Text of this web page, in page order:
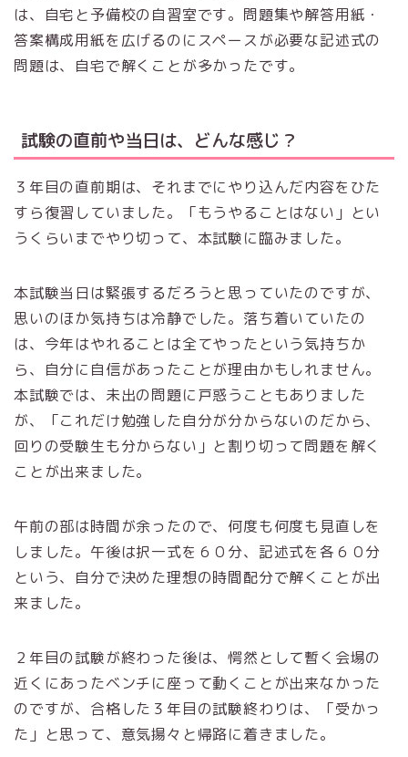
は、自宅と予備校の自習室です。問題集や解答用紙・
答案構成用紙を広げるのにスペースが必要な記述式の
問題は、自宅で解くことが多かったです。
試験の直前や当日は、どんな感じ？
３年目の直前期は、それまでにやり込んだ内容をひた
すら復習していました。「もうやることはない」とい
うくらいまでやり切って、本試験に臨みました。
本試験当日は緊張するだろうと思っていたのですが、
思いのほか気持ちは冷静でした。落ち着いていたの
は、今年はやれることは全てやったという気持ちか
ら、自分に自信があったことが理由かもしれません。
本試験では、未出の問題に戸惑うこともありました
が、「これだけ勉強した自分が分からないのだから、
回りの受験生も分からない」と割り切って問題を解く
ことが出来ました。
午前の部は時間が余ったので、何度も何度も見直しを
しました。午後は択一式を６０分、記述式を各６０分
という、自分で決めた理想の時間配分で解くことが出
来ました。
２年目の試験が終わった後は、愕然として暫く会場の
近くにあったベンチに座って動くことが出来なかった
のですが、合格した３年目の試験終わりは、「受かっ
た」と思って、意気揚々と帰路に着きました。